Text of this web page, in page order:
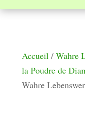
Accueil/ Wahre
la Poudre de
Wahre